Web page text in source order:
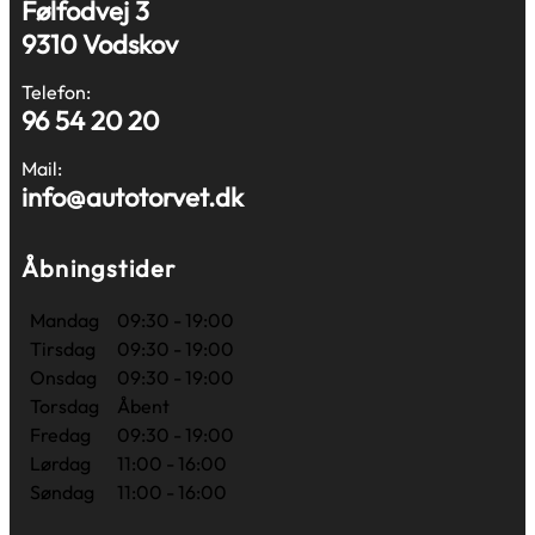
Følfodvej 3
9310 Vodskov
Telefon:
96 54 20 20
Mail:
info@autotorvet.dk
Åbningstider
Mandag
09:30 - 19:00
Tirsdag
09:30 - 19:00
Onsdag
09:30 - 19:00
Torsdag
Åbent
Fredag
09:30 - 19:00
Lørdag
11:00 - 16:00
Søndag
11:00 - 16:00